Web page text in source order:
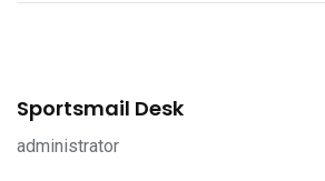
Sportsmail Desk
administrator